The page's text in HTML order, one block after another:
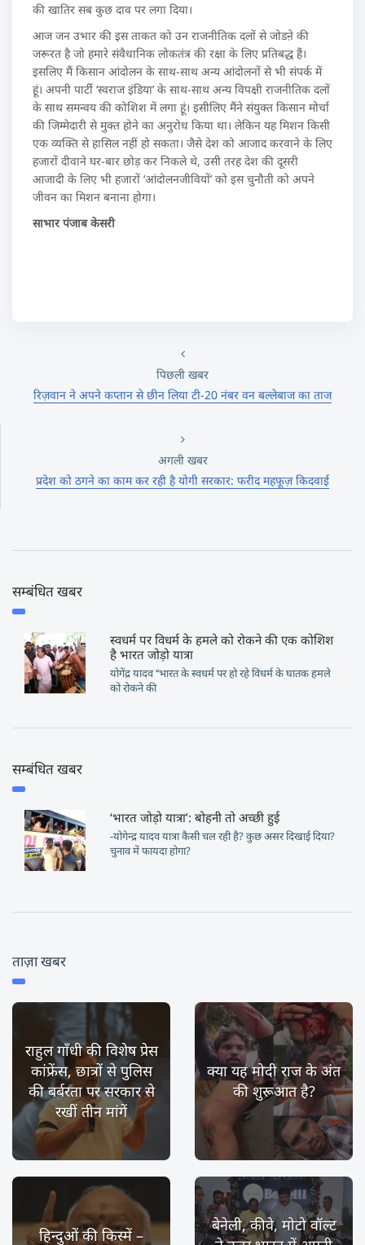
की खातिर सब कुछ दाव पर लगा दिया।
आज जन उभार की इस ताकत को उन राजनीतिक दलों से जोडऩे की
जरूरत है जो हमारे संवैधानिक लोकतंत्र की रक्षा के लिए प्रतिबद्ध हैं।
इसलिए मैं किसान आंदोलन के साथ-साथ अन्य आंदोलनों से भी संपर्क में
हूं। अपनी पार्टी ‘स्वराज इंडिया’ के साथ-साथ अन्य विपक्षी राजनीतिक दलों
के साथ समन्वय की कोशिश में लगा हूं। इसीलिए मैंने संयुक्त किसान मोर्चा
की जिम्मेदारी से मुक्त होने का अनुरोध किया था। लेकिन यह मिशन किसी
एक व्यक्ति से हासिल नहीं हो सकता। जैसे देश को आजाद करवाने के लिए
हजारों दीवाने घर-बार छोड़ कर निकले थे, उसी तरह देश की दूसरी
आजादी के लिए भी हजारों ‘आंदोलनजीवियों’ को इस चुनौती को अपने
जीवन का मिशन बनाना होगा।
साभार पंजाब केसरी
पिछली खबर
रिज़वान ने अपने कप्तान से छीन लिया टी-20 नंबर वन बल्लेबाज का ताज
अगली खबर
प्रदेश को ठगने का काम कर रही है योगी सरकार: फरीद महफूज़ किदवाई
सम्बंधित खबर
स्वधर्म पर विधर्म के हमले को रोकने की एक कोशिश
है भारत जोड़ो यात्रा
योगेंद्र यादव ‘‘भारत के स्वधर्म पर हो रहे विधर्म के घातक हमले
को रोकने की
सम्बंधित खबर
‘भारत जोड़ो यात्रा’: बोहनी तो अच्छी हुई
-योगेन्द्र यादव यात्रा कैसी चल रही है? कुछ असर दिखाई दिया?
चुनाव में फायदा होगा?
ताज़ा खबर
राहुल गाँधी की विशेष प्रेस
कांफ्रेंस, छात्रों से पुलिस
की बर्बरता पर सरकार से
रखीं तीन मांगें
क्या यह मोदी राज के अंत
की शुरूआत है?
हिन्दुओं की किस्में –
बेनेली, कीवे, मोटो वॉल्ट